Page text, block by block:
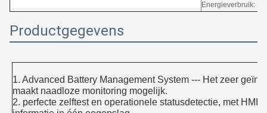
Energieverbruik:
Productgegevens
1. Advanced Battery Management System --- Het zeer
maakt naadloze monitoring mogelijk.
2. perfecte zelftest en operationele statusdetectie, met HMI-